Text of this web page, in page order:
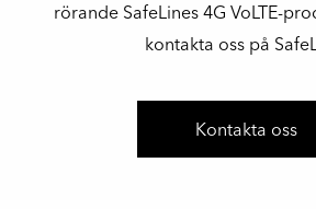
rörande SafeLines 4G VoLTE-
kontakta oss på
Kontakta oss